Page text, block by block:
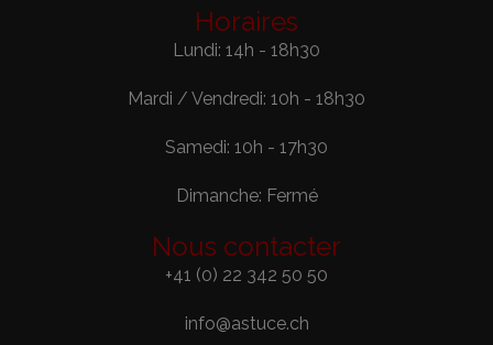
Horaires
Lundi: 14h - 18h30
Mardi / Vendredi: 10h - 18h30
Samedi: 10h - 17h30
Dimanche: Fermé
Nous contacter
+41 (0) 22 342 50 50
info@astuce.ch